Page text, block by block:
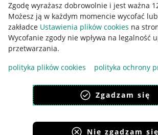
Zgodę wyrażasz dobrowolnie i jest ważna
Możesz ją w każdym momencie wycofać
zakładce Ustawienia plików cookies na
Wycofanie zgody nie wpływa na legalność
przetwarzania.
polityka plików cookies
polityka ochrony
Zgadzam się
Nie zgadzam się
Pobierz aplikację